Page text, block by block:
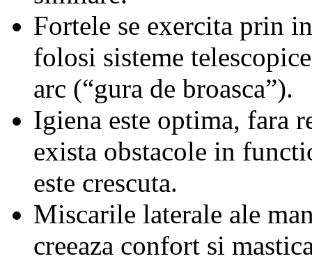
Fortele se exercita prin
folosi sisteme
arc (“gura de broasca”).
Igiena este optima, fara
exista obstacole in
este crescuta.
Miscarile laterale ale
creeaza confort si